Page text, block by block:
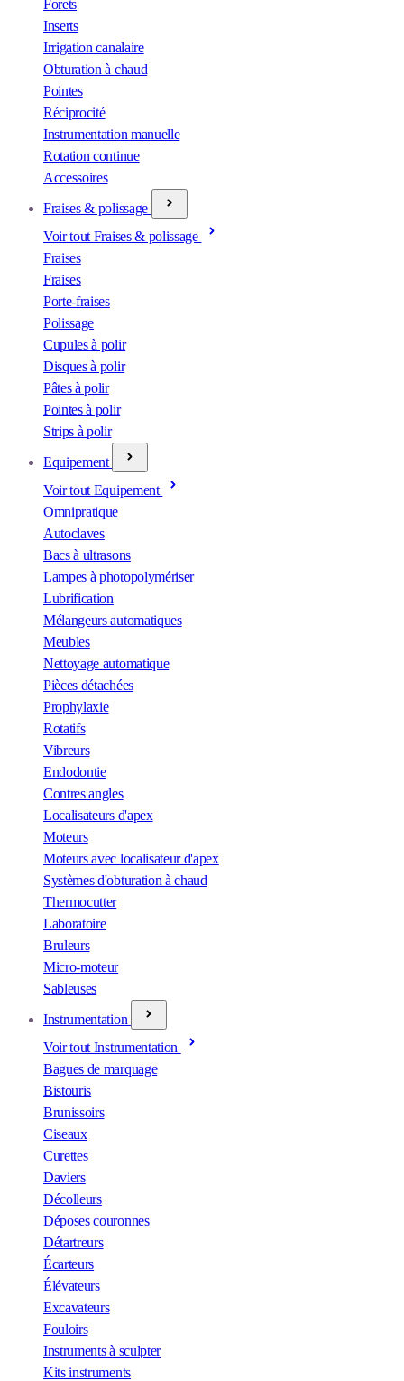
Forets
Inserts
Irrigation canalaire
Obturation à chaud
Pointes
Réciprocité
Instrumentation manuelle
Rotation continue
Accessoires
Fraises & polissage
Voir tout Fraises & polissage
Fraises
Fraises
Porte-fraises
Polissage
Cupules à polir
Disques à polir
Pâtes à polir
Pointes à polir
Strips à polir
Equipement
Voir tout Equipement
Omnipratique
Autoclaves
Bacs à ultrasons
Lampes à photopolymériser
Lubrification
Mélangeurs automatiques
Meubles
Nettoyage automatique
Pièces détachées
Prophylaxie
Rotatifs
Vibreurs
Endodontie
Contres angles
Localisateurs d'apex
Moteurs
Moteurs avec localisateur d'apex
Systèmes d'obturation à chaud
Thermocutter
Laboratoire
Bruleurs
Micro-moteur
Sableuses
Instrumentation
Voir tout Instrumentation
Bagues de marquage
Bistouris
Brunissoirs
Ciseaux
Curettes
Daviers
Décolleurs
Déposes couronnes
Détartreurs
Écarteurs
Élévateurs
Excavateurs
Fouloirs
Instruments à sculpter
Kits instruments